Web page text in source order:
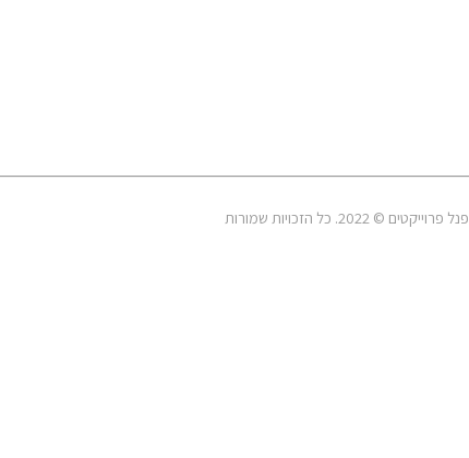
פנל פרוייקטים © 2022. כל הזכויות שמורות